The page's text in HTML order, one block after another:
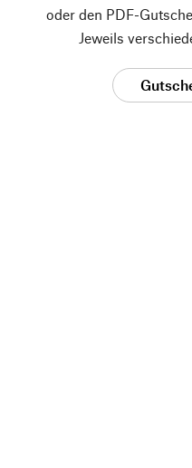
oder den PDF-
Jeweils